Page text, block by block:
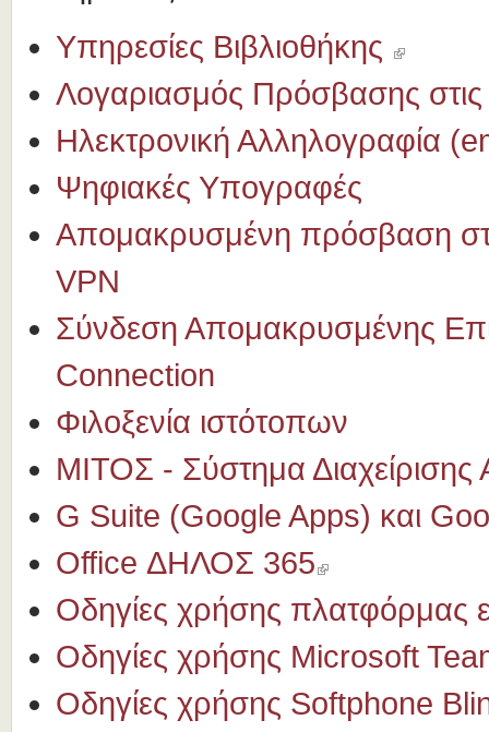
Υπηρεσίες Βιβλιοθήκης
Λογαριασμός Πρόσβασης
Ηλεκτρονική Αλληλογραφία
Ψηφιακές Υπογραφές
Απομακρυσμένη πρόσβαση
VPN
Σύνδεση Απομακρυσμένης
Connection
Φιλοξενία ιστότοπων
ΜΙΤΟΣ - Σύστημα Διαχείρισης
G Suite (Google Apps) και
Office ΔΗΛΟΣ 365
Οδηγίες χρήσης
Οδηγίες χρήσης Microsoft
Οδηγίες χρήσης Softphone